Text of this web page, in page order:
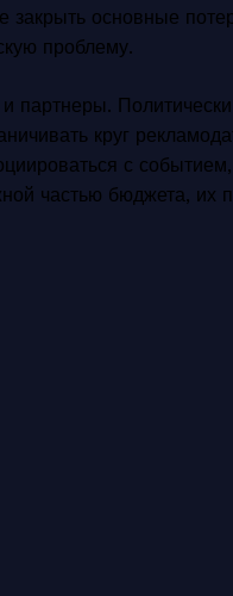
закрыть основные
проблему.
партнеры.
круг
с
частью бюджета, их